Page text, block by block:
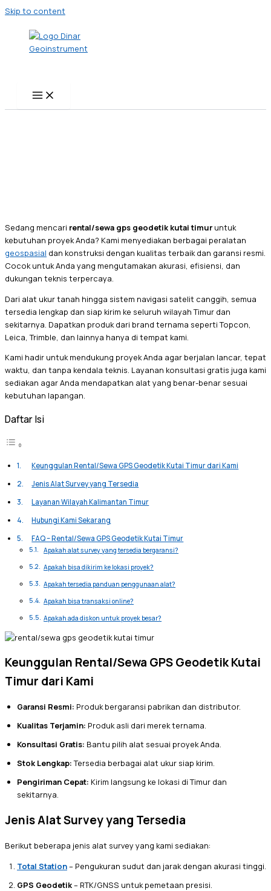
Skip to content
Sedang mencari rental/sewa gps geodetik kutai timuruntuk
kebutuhan proyek Anda? Kami menyediakan berbagai peralatan
geospasial dan konstruksi dengan kualitas terbaik dan garansi resmi.
Cocok untuk Anda yang mengutamakan akurasi, efisiensi, dan
dukungan teknis terpercaya.
Dari alat ukur tanah hingga sistem navigasi satelit canggih, semua
tersedia lengkap dan siap kirim ke seluruh wilayah Timur dan
sekitarnya. Dapatkan produk dari brand ternama seperti Topcon,
Leica, Trimble, dan lainnya hanya di tempat kami.
Kami hadir untuk mendukung proyek Anda agar berjalan lancar, tepat
waktu, dan tanpa kendala teknis. Layanan konsultasi gratis juga kami
sediakan agar Anda mendapatkan alat yang benar-benar sesuai
kebutuhan lapangan.
Daftar Isi
Keunggulan Rental/Sewa GPS Geodetik Kutai Timur dari Kami
Jenis Alat Survey yang Tersedia
Layanan Wilayah Kalimantan Timur
Hubungi Kami Sekarang
FAQ – Rental/Sewa GPS Geodetik Kutai Timur
Apakah alat survey yang tersedia bergaransi?
Apakah bisa dikirim ke lokasi proyek?
Apakah tersedia panduan penggunaan alat?
Apakah bisa transaksi online?
Apakah ada diskon untuk proyek besar?
Keunggulan Rental/Sewa GPS Geodetik Kutai
Timur dari Kami
Garansi Resmi: Produk bergaransi pabrikan dan distributor.
Kualitas Terjamin: Produk asli dari merek ternama.
Konsultasi Gratis: Bantu pilih alat sesuai proyek Anda.
Stok Lengkap:Tersedia berbagai alat ukur siap kirim.
Pengiriman Cepat: Kirim langsung ke lokasi di Timur dan
sekitarnya.
Jenis Alat Survey yang Tersedia
Berikut beberapa jenis alat survey yang kami sediakan:
Total Station– Pengukuran sudut dan jarak dengan akurasi tinggi.
GPS Geodetik– RTK/GNSS untuk pemetaan presisi.